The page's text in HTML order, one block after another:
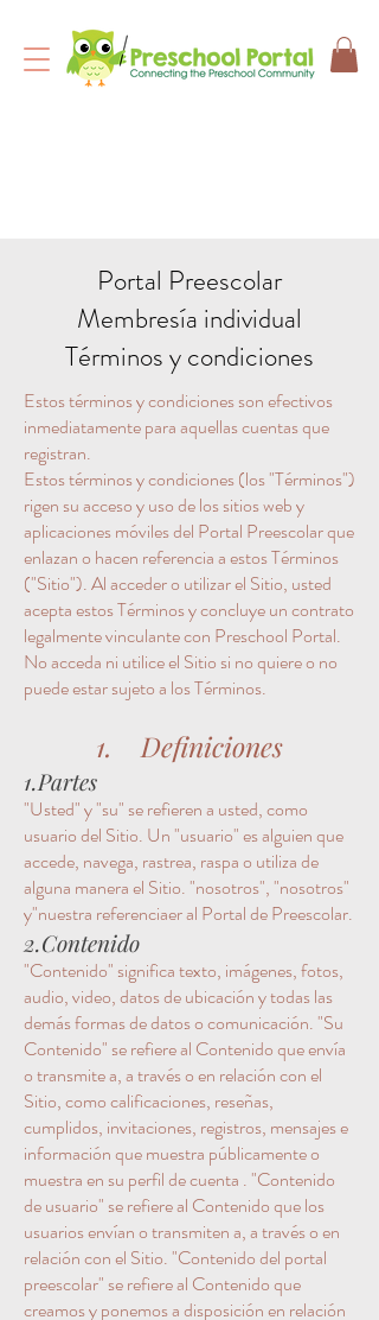
Portal Preescolar
Membresía individual
Términos y condiciones
Estos términos y condiciones son efectivos
inmediatamente para aquellas cuentas que
registran.
Estos términos y condiciones (los "Términos")
rigen su acceso y uso de los sitios web y
aplicaciones móviles del Portal Preescolar que
enlazan o hacen referencia a estos Términos
("Sitio"). Al acceder o utilizar el Sitio, usted
acepta estos Términos y concluye un contrato
legalmente vinculante con Preschool Portal.
No acceda ni utilice el Sitio si no quiere o no
puede estar sujeto a los Términos.
1. Definiciones
1.Partes
"Usted" y "su" se refieren a usted, como
usuario del Sitio. Un "usuario" es alguien que
accede, navega, rastrea, raspa o utiliza de
alguna manera el Sitio. "nosotros", "nosotros"
y"nuestra referenciaer al Portal de Preescolar.
2.Contenido
"Contenido" significa texto, imágenes, fotos,
audio, video, datos de ubicación y todas las
demás formas de datos o comunicación. "Su
Contenido" se refiere al Contenido que envía
o transmite a, a través o en relación con el
Sitio, como calificaciones, reseñas,
cumplidos, invitaciones, registros, mensajes e
información que muestra públicamente o
muestra en su perfil de cuenta . "Contenido
de usuario" se refiere al Contenido que los
usuarios envían o transmiten a, a través o en
relación con el Sitio. "Contenido del portal
preescolar" se refiere al Contenido que
creamos y ponemos a disposición en relación